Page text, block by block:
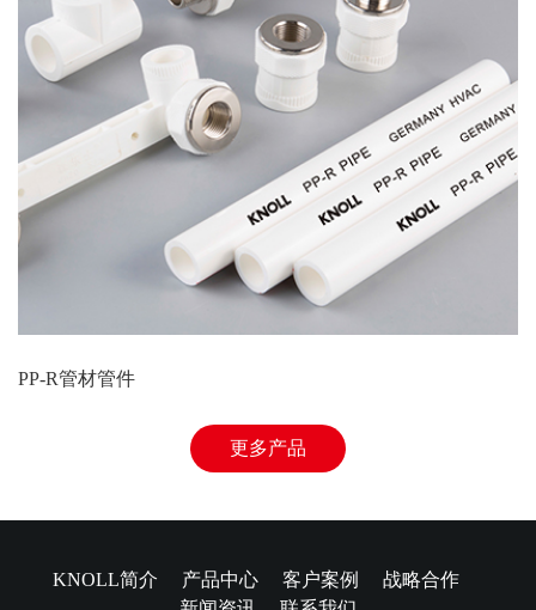
PP-R管材管件
更多产品
KNOLL简介 产品中心 客户案例
战略合作